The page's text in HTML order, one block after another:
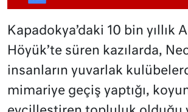
Kapadokya’daki 10 bin yıllık
Höyük’te süren kazılarda,
insanların yuvarlak
mimariye geçiş yaptığı,